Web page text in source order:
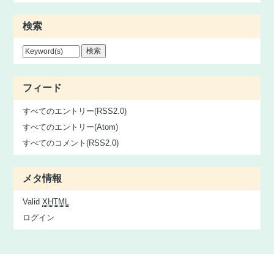
検索
フィード
すべてのエントリー(RSS2.0)
すべてのエントリー(Atom)
すべてのコメント(RSS2.0)
メタ情報
ValidXHTML
ログイン